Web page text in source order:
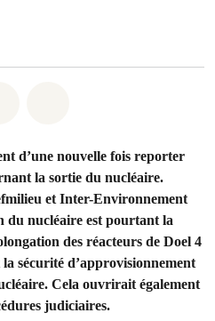
d’une nouvelle fois reporter
la sortie du nucléaire.
et Inter-Environnement
du nucléaire est pourtant la
des réacteurs de Doel 4
sécurité d’approvisionnement
Cela ouvrirait également
judiciaires.